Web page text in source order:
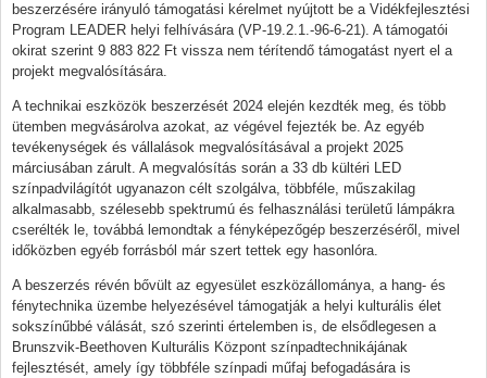
beszerzésére irányuló támogatási kérelmet nyújtott be a Vidékfejlesztési
Program LEADER helyi felhívására (VP-19.2.1.-96-6-21). A támogatói
okirat szerint 9 883 822 Ft vissza nem térítendő támogatást nyert el a
projekt megvalósítására.
A technikai eszközök beszerzését 2024 elején kezdték meg, és több
ütemben megvásárolva azokat, az végével fejezték be. Az egyéb
tevékenységek és vállalások megvalósításával a projekt 2025
márciusában zárult. A megvalósítás során a 33 db kültéri LED
színpadvilágítót ugyanazon célt szolgálva, többféle, műszakilag
alkalmasabb, szélesebb spektrumú és felhasználási területű lámpákra
cserélték le, továbbá lemondtak a fényképezőgép beszerzéséről, mivel
időközben egyéb forrásból már szert tettek egy hasonlóra.
A beszerzés révén bővült az egyesület eszközállománya, a hang- és
fénytechnika üzembe helyezésével támogatják a helyi kulturális élet
sokszínűbbé válását, szó szerinti értelemben is, de elsődlegesen a
Brunszvik-Beethoven Kulturális Központ színpadtechnikájának
fejlesztését, amely így többféle színpadi műfaj befogadására is